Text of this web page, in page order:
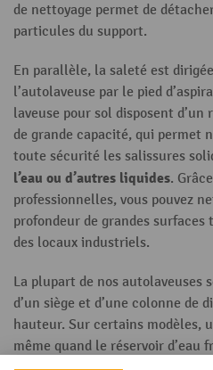
de nettoyage permet de
particules du support.
En parallèle, la saleté est
l’autolaveuse par le pied
laveuse pour sol disposent d’un
de grande capacité, qui permet
toute sécurité les salissures
l’eau ou d’autres liquides.
professionnelles, vous pouvez
profondeur de grandes
des locaux industriels.
La plupart de nos autolaveuses
d’un siège et d’une colonne de
hauteur. Sur certains modèles,
même quand le réservoir d’eau